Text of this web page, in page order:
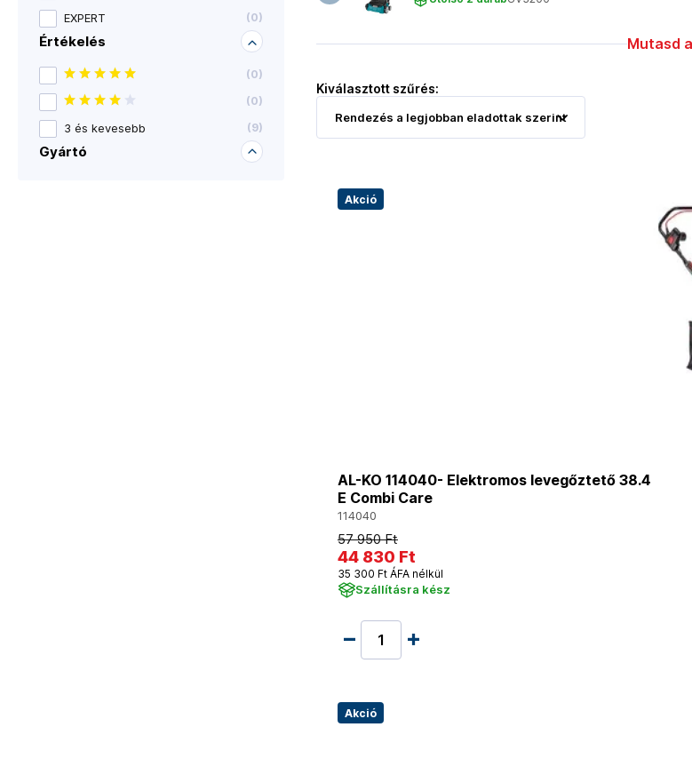
EXPERT (0)
Értékelés
(0)
(0)
3 és kevesebb (9)
Gyártó
Mutasd
Kiválasztott szűrés:
Akció
AL-KO 114040- Elektromos levegőztető 38.4
E Combi Care
114040
57 950 Ft
44 830 Ft
35 300 Ft ÁFA nélkül
Szállításra kész
Akció